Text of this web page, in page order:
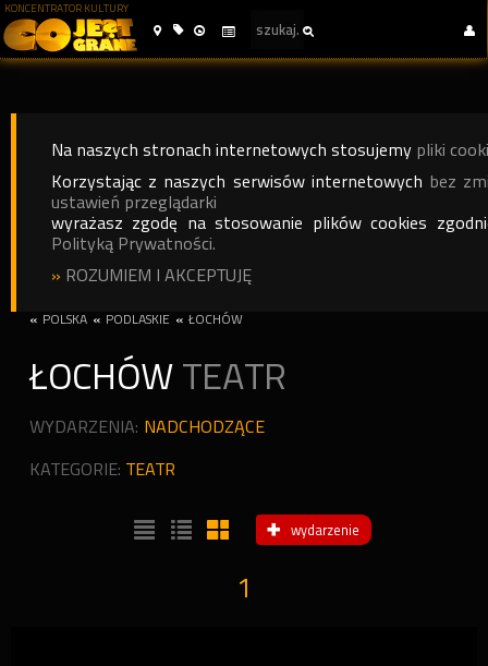
KONCENTRATOR KULTURY
Na naszych stronach internetowych stosujemy pliki
Korzystając z naszych serwisów internetowych bez
ustawień przeglądarki
wyrażasz zgodę na stosowanie plików cookies
Polityką Prywatności.
» ROZUMIEM I AKCEPTUJĘ
« POLSKA « PODLASKIE « ŁOCHÓW
ŁOCHÓWTEATR
WYDARZENIA: NADCHODZĄCE
KATEGORIE: TEATR
wydarzenie
1